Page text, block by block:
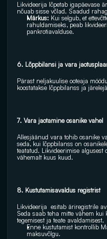
Likvideerija lõpetab igapäevase
nõuab sisse võlad. Saadud
Märkus: Kui selgub, et
rahuldamiseks, peab
pankrotiavalduse.
6. Lõppbilansi ja vara
Pärast neljakuulise ooteaja
koostatakse lõppbilanss ja
7. Vara jaotamine osanike vahel
Allesjäänud vara tohib osanike
seda, kui lõppbilanss on
teatatud. Likvideerimise algusest
vähemalt kuus kuud.
8. Kustutamisavaldus registrist
Likvideerija  esitab äriregistrile
Seda saab teha mitte vähem
tegemisest ja teate avaldamisest.
Enne kustutamist kontrollib
maksuvõlgu.